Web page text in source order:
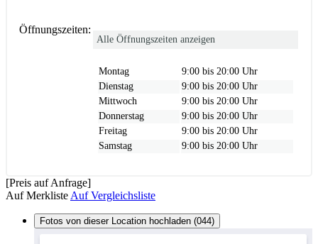
Öffnungszeiten:
Alle Öffnungszeiten anzeigen
Montag
9:00 bis 20:00 Uhr
Dienstag
9:00 bis 20:00 Uhr
Mittwoch
9:00 bis 20:00 Uhr
Donnerstag
9:00 bis 20:00 Uhr
Freitag
9:00 bis 20:00 Uhr
Samstag
9:00 bis 20:00 Uhr
[Preis auf Anfrage]
Auf Merkliste Auf Vergleichsliste
Fotos von dieser Location hochladen (044)